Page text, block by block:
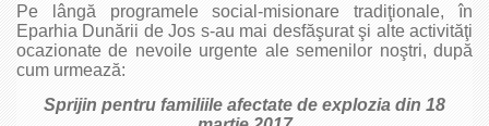
Pe lângă programele social‑misionare tradiţionale, în
Eparhia Dunării de Jos s‑au mai desfăşurat şi alte activităţi
ocazionate de nevoile urgente ale semenilor noştri, după
cum urmează:
Sprijin pentru familiile afectate de explozia din 18